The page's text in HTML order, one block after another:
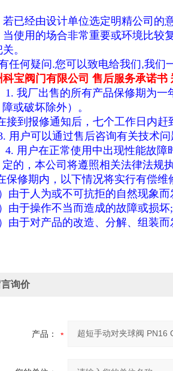
若已经由设计单位选定明精公司的
当使用的场合非常重要或环境比较
。
任何疑问.您可以致电给我们,我们
科宝阀门有限公司 售后服务承诺书
1. 我厂出售的所有产品保修期为一
障或破坏除外）。
接到报修通知后，七个工作日内赶
用户可以通过售后咨询有关技术问
4. 用户在正常使用中出现性能故
定的，本公司将遵照相关法律法规执
保修期内，以下情况将实行有偿维
）由于人为或不可抗拒的自然现象
）由于操作不当而造成的故障或损坏;
）由于对产品的改造、分解、组装
询价
产品：